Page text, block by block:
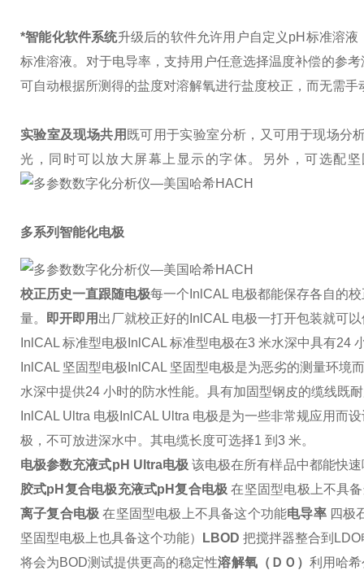
*智能化软件系统升级后的软件允许用户自定义pH标准溶
标准溶液。对于电导率，支持用户任意选择温度补偿的参
可自动根据所测得的盐度对溶解氧进行盐度校正，而无需手
实验室及现场共用 既可用于实验室分析，又可用于现场分
光，同时可以放大屏幕上显示的字体。另外，可选配
多系列智能化电极
校正历史一直跟随电极每一个 InlCAL 电极都能保存各自的
量。
即开即用 出厂就校正好的 InlCAL 电极一打开包装就可
InlCAL 标准型电极 InlCAL 标准型电极在3 米水深中具有24
InlCAL 坚固型电极 InlCAL 坚固型电极是为恶劣的测量环境
水深中提供24 小时的防水性能。具有加固型钢皮的缆线既
InlCAL Ultra 电极 InlCAL Ultra 电极是为一些非常规应用而
极，不可放进深水中。其电缆长度可选择1 到 3 米。
电极参数充液式pH Ultra电极 该电极在所有样品中都能快
胶式pH 复合电极充液式pH复合电极 在坚固型电极上不具
离子复合电极 在坚固型电极上不具备这个功能电导率四极
坚固型电极上也具备这个功能）
LBOD 把搅拌器整合到 LDO
将会为BOD测试提供更高的稳定性溶解氧（ＤＯ） 利用哈